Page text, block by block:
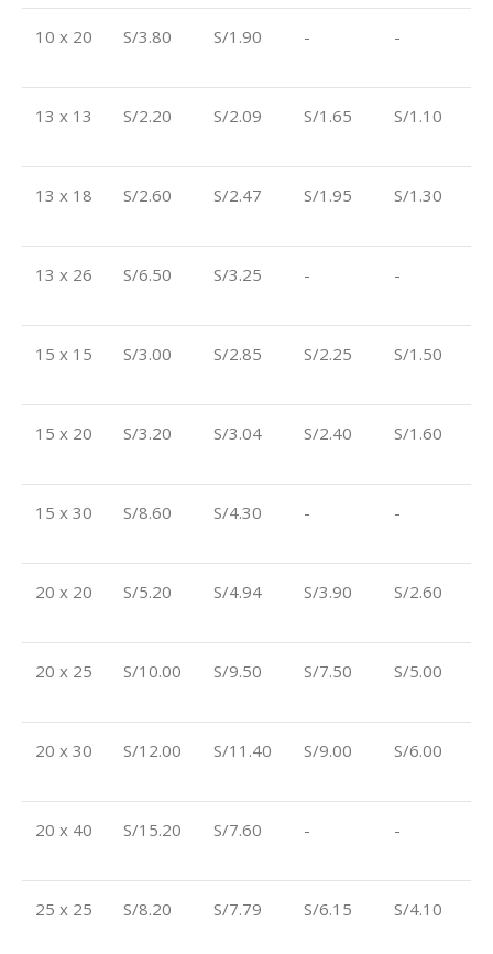
10 x 20 S/3.80 S/1.90 - -
13 x 13 S/2.20 S/2.09 S/1.65 S/1.10
13 x 18 S/2.60 S/2.47 S/1.95 S/1.30
13 x 26 S/6.50 S/3.25 - -
15 x 15 S/3.00 S/2.85 S/2.25 S/1.50
15 x 20 S/3.20 S/3.04 S/2.40 S/1.60
15 x 30 S/8.60 S/4.30 - -
20 x 20 S/5.20 S/4.94 S/3.90 S/2.60
20 x 25 S/10.00 S/9.50 S/7.50 S/5.00
20 x 30 S/12.00 S/11.40 S/9.00 S/6.00
20 x 40 S/15.20 S/7.60 - -
25 x 25 S/8.20 S/7.79 S/6.15 S/4.10